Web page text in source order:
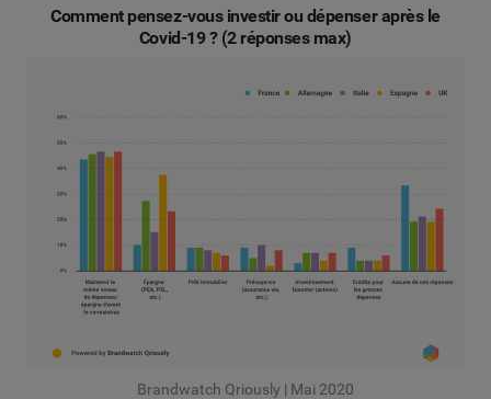
Comment pensez-vous investir ou dépenser après le
Covid-19 ? (2 réponses max)
Brandwatch Qriously | Mai 2020